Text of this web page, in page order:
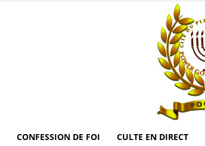
CONFESSION DE FOI CULTE EN DIRECT